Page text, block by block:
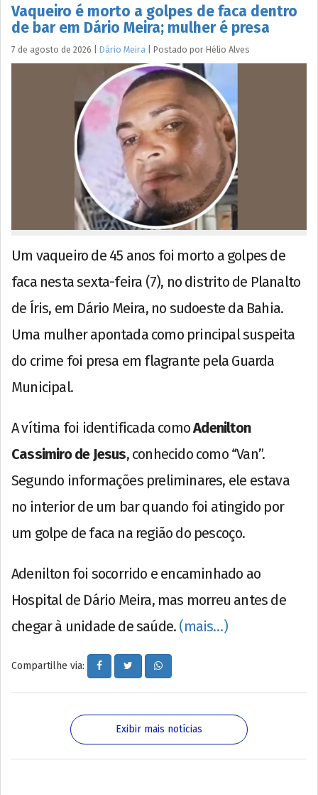
Vaqueiro é morto a golpes de faca dentro
de bar em Dário Meira; mulher é presa
7 de agosto de 2026 Dário Meira Postado por Hélio Alves
Um vaqueiro de 45 anos foi morto a golpes de
faca nesta sexta-feira (7), no distrito de Planalto
de Íris, em Dário Meira, no sudoeste da Bahia.
Uma mulher apontada como principal suspeita
do crime foi presa em flagrante pela Guarda
Municipal.
A vítima foi identificada comoAdenilton
Cassimiro de Jesus, conhecido como “Van”.
Segundo informações preliminares, ele estava
no interior de um bar quando foi atingido por
um golpe de faca na região do pescoço.
Adenilton foi socorrido e encaminhado ao
Hospital de Dário Meira, mas morreu antes de
chegar à unidade de saúde. (mais…)
Compartilhe via:
Exibir mais notícias